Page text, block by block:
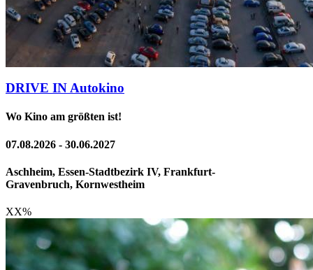
DRIVE IN Autokino
Wo Kino am größten ist!
07.08.2026 - 30.06.2027
Aschheim, Essen-Stadtbezirk IV, Frankfurt-
Gravenbruch, Kornwestheim
XX%